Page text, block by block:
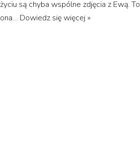
życiu są chyba wspólne zdjęcia z Ewą. To
ona… Dowiedz się więcej »